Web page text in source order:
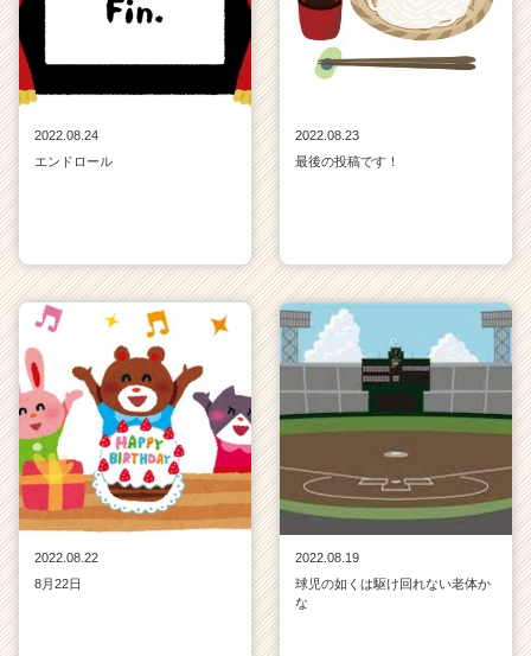
2022.08.24
エンドロール
2022.08.23
最後の投稿です！
2022.08.22
8月22日
2022.08.19
球児の如くは駆け回れない老体か
な